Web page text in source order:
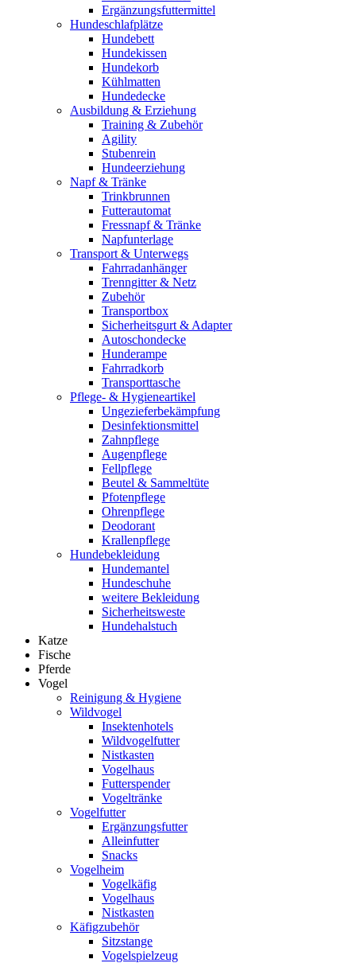
Ergänzungsfuttermittel
Hundeschlafplätze
Hundebett
Hundekissen
Hundekorb
Kühlmatten
Hundedecke
Ausbildung & Erziehung
Training & Zubehör
Agility
Stubenrein
Hundeerziehung
Napf & Tränke
Trinkbrunnen
Futterautomat
Fressnapf & Tränke
Napfunterlage
Transport & Unterwegs
Fahrradanhänger
Trenngitter & Netz
Zubehör
Transportbox
Sicherheitsgurt & Adapter
Autoschondecke
Hunderampe
Fahrradkorb
Transporttasche
Pflege- & Hygieneartikel
Ungezieferbekämpfung
Desinfektionsmittel
Zahnpflege
Augenpflege
Fellpflege
Beutel & Sammeltüte
Pfotenpflege
Ohrenpflege
Deodorant
Krallenpflege
Hundebekleidung
Hundemantel
Hundeschuhe
weitere Bekleidung
Sicherheitsweste
Hundehalstuch
Katze
Fische
Pferde
Vogel
Reinigung & Hygiene
Wildvogel
Insektenhotels
Wildvogelfutter
Nistkasten
Vogelhaus
Futterspender
Vogeltränke
Vogelfutter
Ergänzungsfutter
Alleinfutter
Snacks
Vogelheim
Vogelkäfig
Vogelhaus
Nistkasten
Käfigzubehör
Sitzstange
Vogelspielzeug